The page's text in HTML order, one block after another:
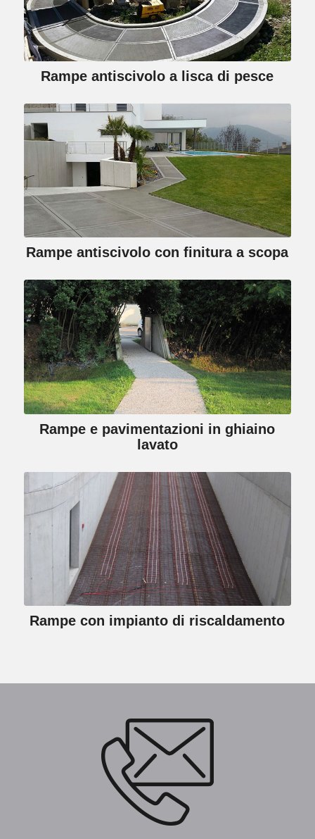
Rampe antiscivolo a lisca di pesce
Rampe antiscivolo con finitura a scopa
Rampe e pavimentazioni in ghiaino
lavato
Rampe con impianto di riscaldamento